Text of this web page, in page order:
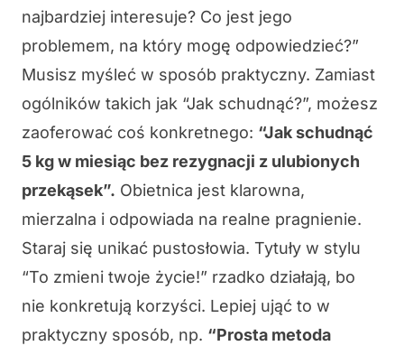
najbardziej interesuje? Co jest jego
problemem, na który mogę odpowiedzieć?”
Musisz myśleć w sposób praktyczny. Zamiast
ogólników takich jak “Jak schudnąć?”, możesz
zaoferować coś konkretnego: “Jak schudnąć
5 kg w miesiąc bez rezygnacji z ulubionych
przekąsek”. Obietnica jest klarowna,
mierzalna i odpowiada na realne pragnienie.
Staraj się unikać pustosłowia. Tytuły w stylu
“To zmieni twoje życie!” rzadko działają, bo
nie konkretują korzyści. Lepiej ująć to w
praktyczny sposób, np. “Prosta metoda